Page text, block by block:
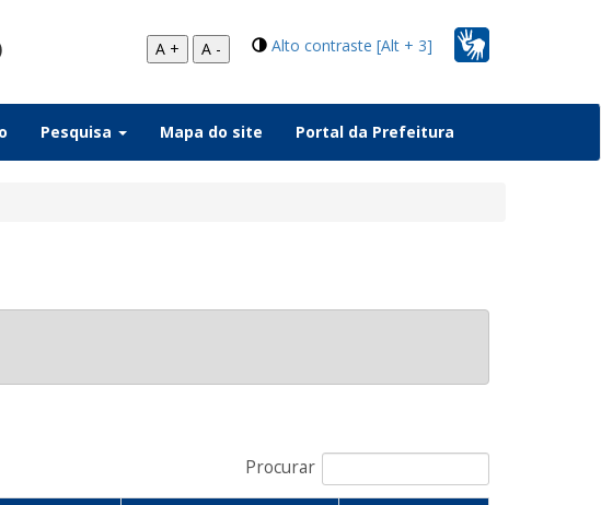
Alto contraste [Alt + 3]
A + A -
Pesquisa Mapa do site Portal da Prefeitura
Procurar